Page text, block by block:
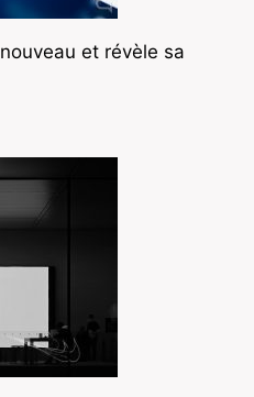
et révèle sa